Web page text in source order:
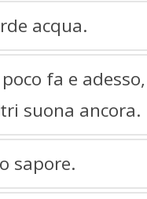
acqua.
fa e
suona ancora.
sapore.